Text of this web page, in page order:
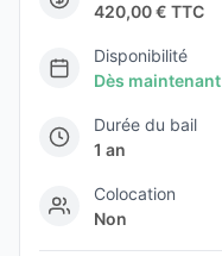
420,00 € TTC
Disponibilité
Dès maintenant
Durée du bail
1 an
Colocation
Non